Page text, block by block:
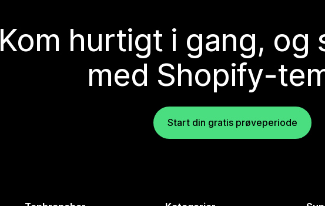
Kom hurtigt i gang,
med Shopify-
Start din gratis prøveperiode